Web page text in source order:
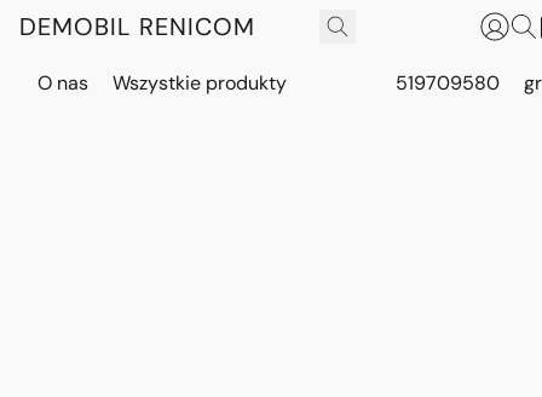
DEMOBIL RENICOM
O nas Wszystkie produkty 519709580